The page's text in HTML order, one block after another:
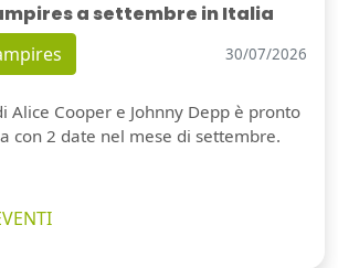
a settembre in Italia
30/07/2026
Alice Cooper e Johnny Depp è pronto
con 2 date nel mese di settembre.